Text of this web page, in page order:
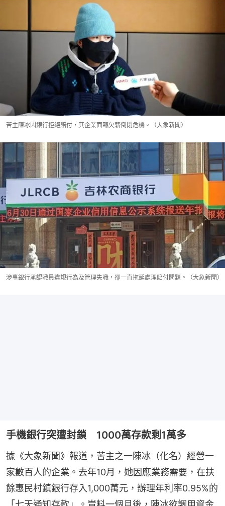
苦主陳冰因銀行拒絕賠付，其企業面臨欠薪倒閉危機。（大象新聞）
涉事銀行承認職員違規行為及管理失職，卻一直拖延處理賠付問題。（大象新聞）
手機銀行突遭封鎖 1000萬存款剩1萬多
據《大象新聞》報道，苦主之一陳冰（化名）經營一
家數百人的企業。去年10月，她因應業務需要，在扶
餘惠民村鎮銀行存入1,000萬元，辦理年利率0.95%的